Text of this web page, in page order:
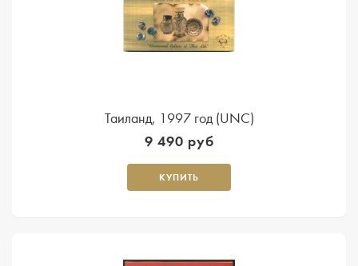
Таиланд, 1997 год (UNC)
9 490 руб
КУПИТЬ